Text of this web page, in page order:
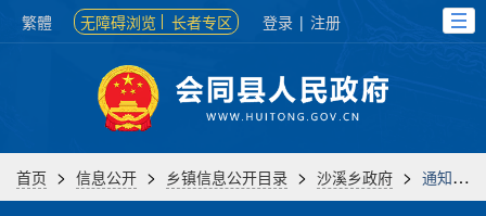
繁體 无障碍浏览 长者专区 登录 | 注册
首页 > 信息公开 > 乡镇信息公开目录 > 沙溪乡政府 > 通知公告